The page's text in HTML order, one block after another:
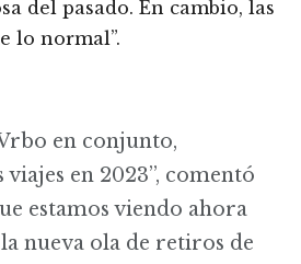
del pasado. En cambio, las
lo normal”.
en conjunto,
en 2023”, comentó
estamos viendo ahora
nueva ola de retiros de